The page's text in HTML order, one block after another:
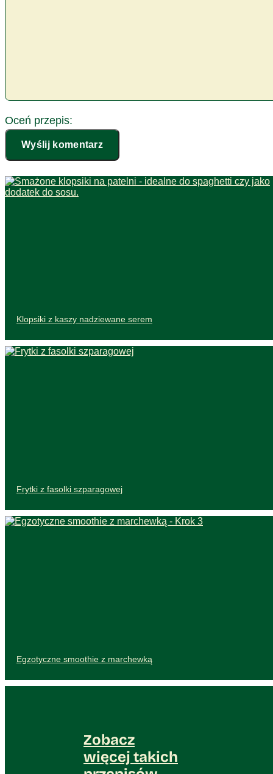
Oceń przepis:
Wyślij komentarz
Klopsiki z kaszy nadziewane serem
Frytki z fasolki szparagowej
Egzotyczne smoothie z marchewką
Zobacz
więcej takich